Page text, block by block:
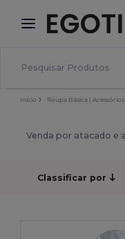
× App Egotier
Melhores preços
Início Roupa Básica | Acessórios
Venda por atacado e
Classificar por